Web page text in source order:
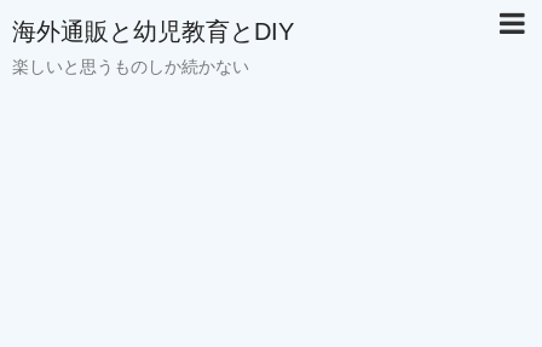
海外通販と幼児教育とDIY
楽しいと思うものしか続かない